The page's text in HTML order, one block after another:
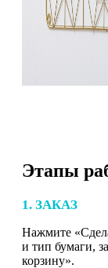
Этапы
1. ЗАКАЗ
Нажмите
и тип бумаги,
корзину».